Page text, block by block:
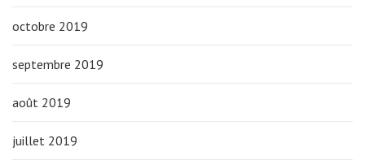
octobre 2019
septembre 2019
août 2019
juillet 2019